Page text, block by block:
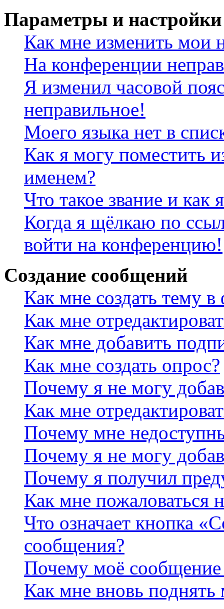
Параметры и настройки
Как мне изменить мои
На конференции
Я изменил часовой
неправильное!
Моего языка нет в
Как я могу поместить
именем?
Что такое звание и как
Когда я щёлкаю по
войти на конференцию!
Создание сообщений
Как мне создать тему
Как мне
Как мне добавить
Как мне создать опрос?
Почему я не могу
Как мне
Почему мне
Почему я не могу
Почему я получил
Как мне пожаловаться
Что означает кнопка
сообщения?
Почему моё сообщение
Как мне вновь